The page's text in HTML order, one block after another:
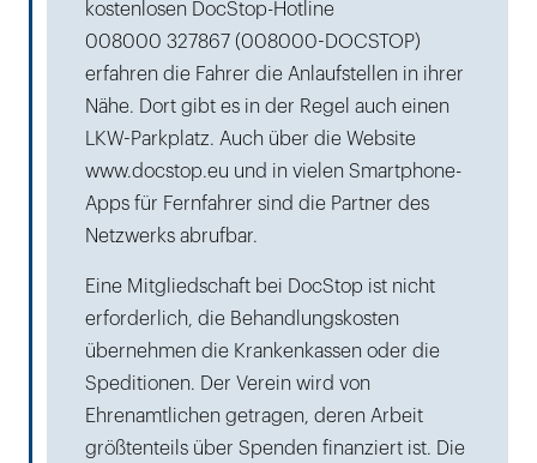
kostenlosen DocStop-Hotline
008000 327867 (008000-DOCSTOP)
erfahren die Fahrer die Anlaufstellen in ihrer
Nähe. Dort gibt es in der Regel auch einen
LKW-Parkplatz. Auch über die Website
www.docstop.eu und in vielen Smartphone-
Apps für Fernfahrer sind die Partner des
Netzwerks abrufbar.
Eine Mitgliedschaft bei DocStop ist nicht
erforderlich, die Behandlungskosten
übernehmen die Krankenkassen oder die
Speditionen. Der Verein wird von
Ehrenamtlichen getragen, deren Arbeit
größtenteils über Spenden finanziert ist. Die